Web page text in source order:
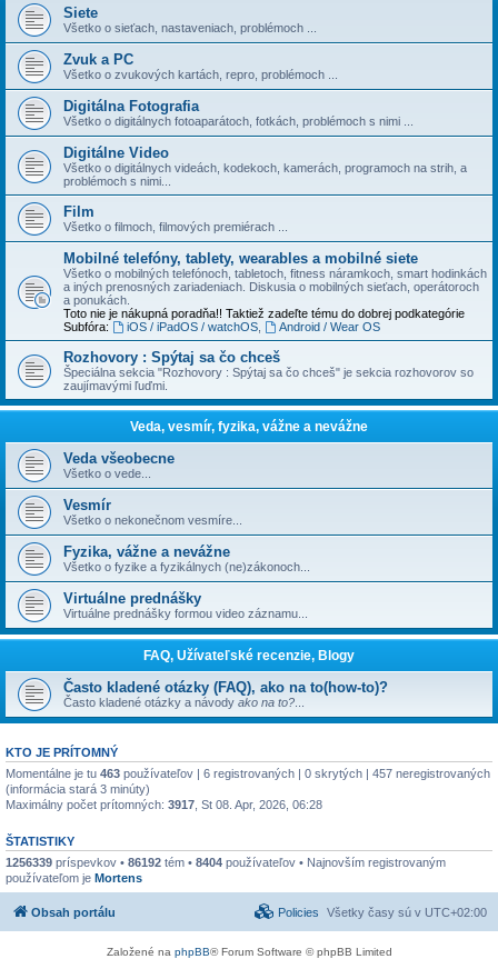
Siete
Všetko o sieťach, nastaveniach, problémoch ...
Zvuk a PC
Všetko o zvukových kartách, repro, problémoch ...
Digitálna Fotografia
Všetko o digitálnych fotoaparátoch, fotkách, problémoch s nimi ...
Digitálne Video
Všetko o digitálnych videách, kodekoch, kamerách, programoch na strih, a
problémoch s nimi...
Film
Všetko o filmoch, filmových premiérach ...
Mobilné telefóny, tablety, wearables a mobilné siete
Všetko o mobilných telefónoch, tabletoch, fitness náramkoch, smart hodinkách
a iných prenosných zariadeniach. Diskusia o mobilných sieťach, operátoroch
a ponukách.
Toto nie je nákupná poradňa!! Taktiež zadeľte tému do dobrej podkategórie
Subfóra:
iOS / iPadOS / watchOS, Android / Wear OS
Rozhovory : Spýtaj sa čo chceš
Špeciálna sekcia "Rozhovory : Spýtaj sa čo chceš" je sekcia rozhovorov so
zaujímavými ľuďmi.
Veda, vesmír, fyzika, vážne a nevážne
Veda všeobecne
Všetko o vede...
Vesmír
Všetko o nekonečnom vesmíre...
Fyzika, vážne a nevážne
Všetko o fyzike a fyzikálnych (ne)zákonoch...
Virtuálne prednášky
Virtuálne prednášky formou video záznamu...
FAQ, Užívateľské recenzie, Blogy
Často kladené otázky (FAQ), ako na to(how-to)?
Často kladené otázky a návody ako na to?
KTO JE PRÍTOMNÝ
Momentálne je tu 463 používateľov | 6 registrovaných | 0 skrytých | 457 neregistrovaných
(informácia stará 3 minúty)
Maximálny počet prítomných: 3917 , St 08. Apr, 2026, 06:28
ŠTATISTIKY
1256339 príspevkov • 86192 tém • 8404 používateľov • Najnovším registrovaným
používateľom je Mortens
Obsah portálu Všetky časy sú v UTC+02:00
Policies
Založené na phpBB® Forum Software © phpBB Limited